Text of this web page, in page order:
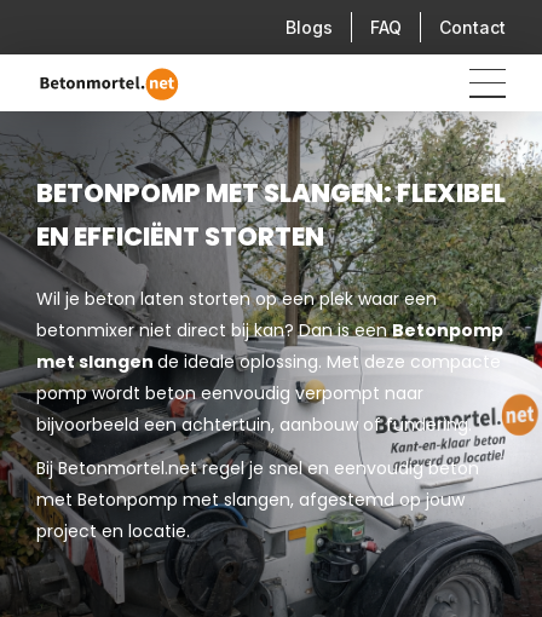
Blogs FAQ Contact
BETONPOMP MET SLANGEN: FLEXIBEL
EN EFFICIËNT STORTEN
Wil je beton laten storten op een plek waar een
betonmixer niet direct bij kan? Dan is eenBetonpomp
met slangen de ideale oplossing. Met deze compacte
pomp wordt beton eenvoudig verpompt naar
bijvoorbeeld een achtertuin, aanbouw of fundering.
Bij Betonmortel.net regel je snel en eenvoudig beton
met Betonpomp met slangen, afgestemd op jouw
project en locatie.